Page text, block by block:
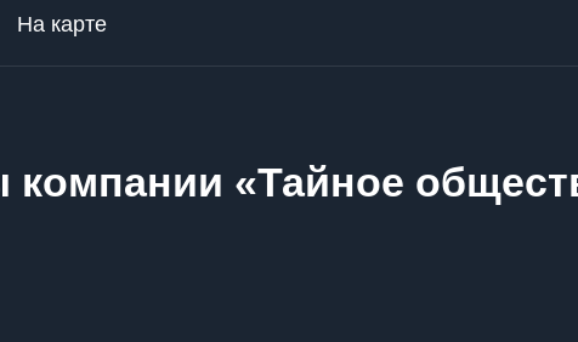
На карте
компании «Тайное